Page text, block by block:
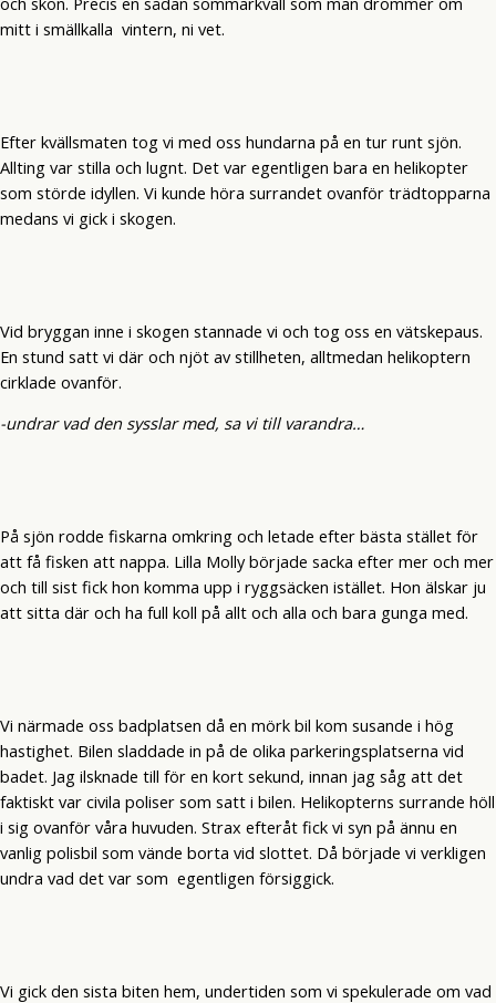
mitt i smällkalla vintern, ni vet.
Efter kvällsmaten tog vi med oss hundarna på en tur runt sjön.
Allting var stilla och lugnt. Det var egentligen bara en helikopter
som störde idyllen. Vi kunde höra surrandet ovanför trädtopparna
medans vi gick i skogen.
Vid bryggan inne i skogen stannade vi och tog oss en vätskepaus.
En stund satt vi där och njöt av stillheten, alltmedan helikoptern
cirklade ovanför.
-undrar vad den sysslar med, sa vi till varandra…
På sjön rodde fiskarna omkring och letade efter bästa stället för
att få fisken att nappa. Lilla Molly började sacka efter mer och mer
och till sist fick hon komma upp i ryggsäcken istället. Hon älskar ju
att sitta där och ha full koll på allt och alla och bara gunga med.
Vi närmade oss badplatsen då en mörk bil kom susande i hög
hastighet. Bilen sladdade in på de olika parkeringsplatserna vid
badet. Jag ilsknade till för en kort sekund, innan jag såg att det
faktiskt var civila poliser som satt i bilen. Helikopterns surrande höll
i sig ovanför våra huvuden. Strax efteråt fick vi syn på ännu en
vanlig polisbil som vände borta vid slottet. Då började vi verkligen
undra vad det var som egentligen försiggick.
Vi gick den sista biten hem, undertiden som vi spekulerade om vad